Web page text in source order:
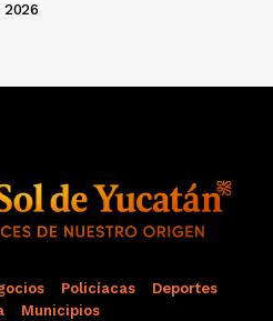
2026
Policíacas
Deportes
Municipios